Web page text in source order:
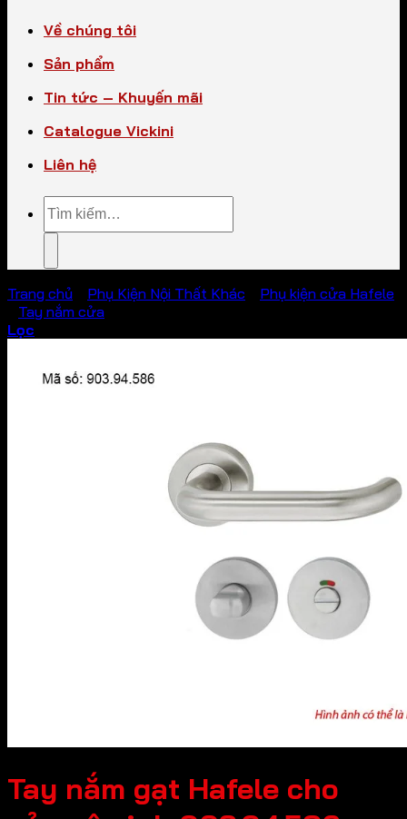
Về chúng tôi
Sản phẩm
Tin tức – Khuyến mãi
Catalogue Vickini
Liên hệ
Tìm
kiếm:
Trang chủ Phụ Kiện Nội Thất Khác
Phụ kiện cửa Hafele
Tay nắm cửa
Lọc
Tay nắm gạt Hafele cho